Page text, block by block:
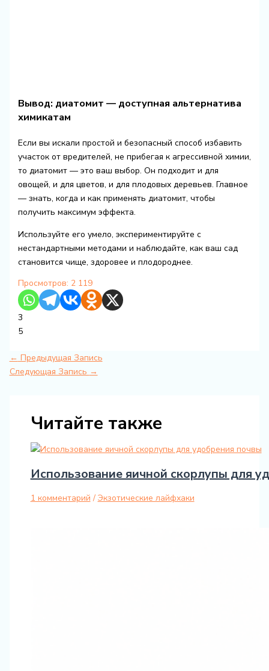
Вывод: диатомит — доступная альтернатива
химикатам
Если вы искали простой и безопасный способ избавить
участок от вредителей, не прибегая к агрессивной химии,
то диатомит — это ваш выбор. Он подходит и для
овощей, и для цветов, и для плодовых деревьев. Главное
— знать, когда и как применять диатомит, чтобы
получить максимум эффекта.
Используйте его умело, экспериментируйте с
нестандартными методами и наблюдайте, как ваш сад
становится чище, здоровее и плодороднее.
Просмотров: 2 119
3
5
← Предыдущая Запись
Следующая Запись →
Читайте также
Использование яичной скорлупы для
1 комментарий / Экзотические лайфхаки